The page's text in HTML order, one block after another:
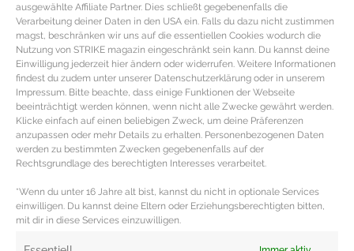
ausgewählte Affiliate Partner. Dies schließt gegebenenfalls die
Verarbeitung deiner Daten in den USA ein. Falls du dazu nicht zustimmen
magst, beschränken wir uns auf die essentiellen Cookies wodurch die
Nutzung von STRIKE magazin eingeschränkt sein kann. Du kannst deine
Einwilligung jederzeit hier ändern oder widerrufen. Weitere Informationen
findest du zudem unter unserer Datenschutzerklärung oder in unserem
Impressum. Bitte beachte, dass einige Funktionen der Webseite
beeinträchtigt werden können, wenn nicht alle Zwecke gewährt werden.
Klicke einfach auf einen beliebigen Zweck, um deine Präferenzen
anzupassen oder mehr Details zu erhalten. Personenbezogenen Daten
werden zu bestimmten Zwecken gegebenenfalls auf der
Rechtsgrundlage des berechtigten Interesses verarbeitet.
*Wenn du unter 16 Jahre alt bist, kannst du nicht in optionale Services
einwilligen. Du kannst deine Eltern oder Erziehungsberechtigten bitten,
mit dir in diese Services einzuwilligen.
MUST HAVES FÜR ZUHAUSE – Die besten
Raumdüfte, Diffuser und Duftkerzen
Der Raumduft hat seine Daseinsberechtigung längst
bewiesen und mausert sich zum echten Deko